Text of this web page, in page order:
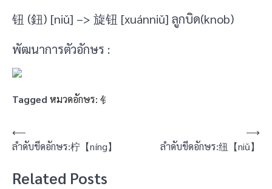
钮 (鈕) [niǔ] –> 旋钮 [xuánniǔ] ลูกบิด(knob)
พัฒนาการตัวอักษร :
Tagged หมวดอักษร: 钅
แนะแนว
เรื่อง
⟵
ลำดับขีดอักษร:柠【níng】
ลำดับขีดอักษร:纽【niǔ】
⟶
Related Posts